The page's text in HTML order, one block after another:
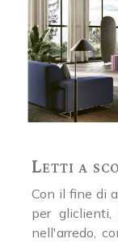
Letti a
Con il fine di
per gliclienti,
nell'arredo,